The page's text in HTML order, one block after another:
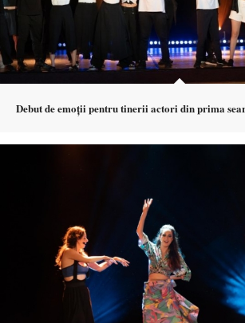
Debut de emoții pentru tinerii actori din prima